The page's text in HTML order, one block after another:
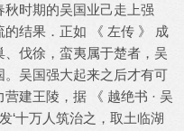
时期的吴国业己走上强
结果．正如 《 左传 》 成
伐徐，蛮夷属于楚者，吴
吴国强大起来之后才有可
建王陵，据 《 越绝书 · 吴
‘十万人筑治之，取土临湖